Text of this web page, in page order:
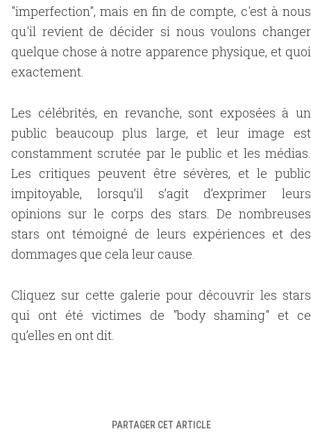
"imperfection", mais en fin de compte, c'est à nous
qu'il revient de décider si nous voulons changer
quelque chose à notre apparence physique, et quoi
exactement.
Les célébrités, en revanche, sont exposées à un
public beaucoup plus large, et leur image est
constamment scrutée par le public et les médias.
Les critiques peuvent être sévères, et le public
impitoyable, lorsqu’il s’agit d’exprimer leurs
opinions sur le corps des stars. De nombreuses
stars ont témoigné de leurs expériences et des
dommages que cela leur cause.
Cliquez sur cette galerie pour découvrir les stars
qui ont été victimes de "body shaming" et ce
qu’elles en ont dit.
PARTAGER CET ARTICLE